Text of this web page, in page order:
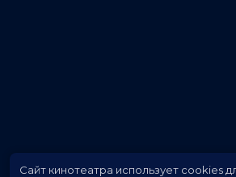
Сайт кинотеатра использует cookies